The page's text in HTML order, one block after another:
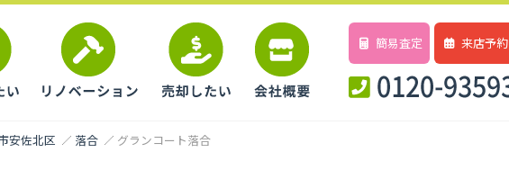
簡易査定 来店予約
安佐北区 落合 グランコート落合